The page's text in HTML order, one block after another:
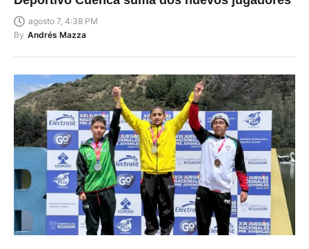
agosto 7, 4:38 PM
By Andrés Mazza